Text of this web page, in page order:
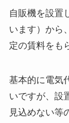
自販機を設置
います）から
定の賃料をも
基本的に電気
いですが、設
見込めない等